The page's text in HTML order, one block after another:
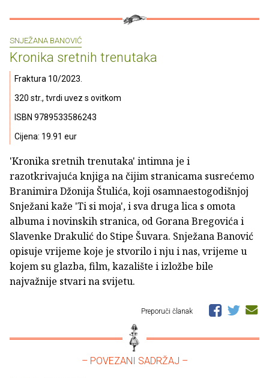
SNJEŽANA BANOVIĆ
Kronika sretnih trenutaka
Fraktura 10/2023.
320 str., tvrdi uvez s ovitkom
ISBN 9789533586243
Cijena: 19.91 eur
'Kronika sretnih trenutaka' intimna je i
razotkrivajuća knjiga na čijim stranicama susrećemo
Branimira Džonija Štulića, koji osamnaestogodišnjoj
Snježani kaže 'Ti si moja', i sva druga lica s omota
albuma i novinskih stranica, od Gorana Bregovića i
Slavenke Drakulić do Stipe Šuvara. Snježana Banović
opisuje vrijeme koje je stvorilo i nju i nas, vrijeme u
kojem su glazba, film, kazalište i izložbe bile
najvažnije stvari na svijetu.
Preporuči članak
– POVEZANI SADRŽAJ –